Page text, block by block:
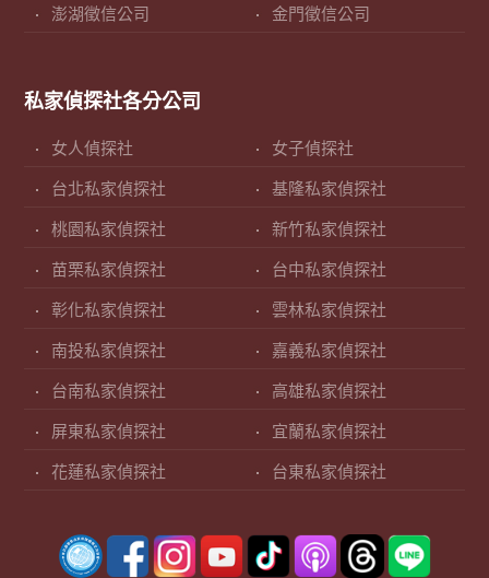
澎湖徵信公司 金門徵信公司
私家偵探社各分公司
女人偵探社 女子偵探社
台北私家偵探社 基隆私家偵探社
桃園私家偵探社 新竹私家偵探社
苗栗私家偵探社 台中私家偵探社
彰化私家偵探社 雲林私家偵探社
南投私家偵探社 嘉義私家偵探社
台南私家偵探社 高雄私家偵探社
屏東私家偵探社 宜蘭私家偵探社
花蓮私家偵探社 台東私家偵探社